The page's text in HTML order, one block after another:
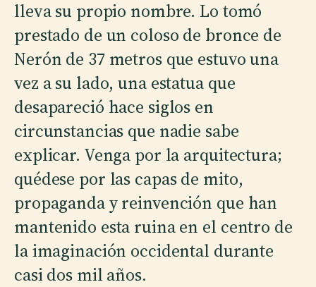
lleva su propio nombre. Lo tomó
prestado de un coloso de bronce de
Nerón de 37 metros que estuvo una
vez a su lado, una estatua que
desapareció hace siglos en
circunstancias que nadie sabe
explicar. Venga por la arquitectura;
quédese por las capas de mito,
propaganda y reinvención que han
mantenido esta ruina en el centro de
la imaginación occidental durante
casi dos mil años.